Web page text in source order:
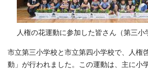
人権の花運動に参加した皆さん（第三小
市立第三小学校と市立第四小学校で、人権
動」が行われました。この運動は、主に小